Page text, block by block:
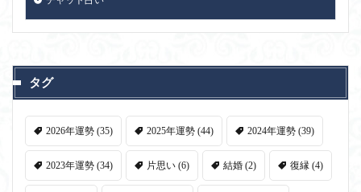
タグ
2026年運勢 (35) 2025年運勢 (44) 2024年運勢 (39)
2023年運勢 (34) 片思い (6) 結婚 (2) 復縁 (4)